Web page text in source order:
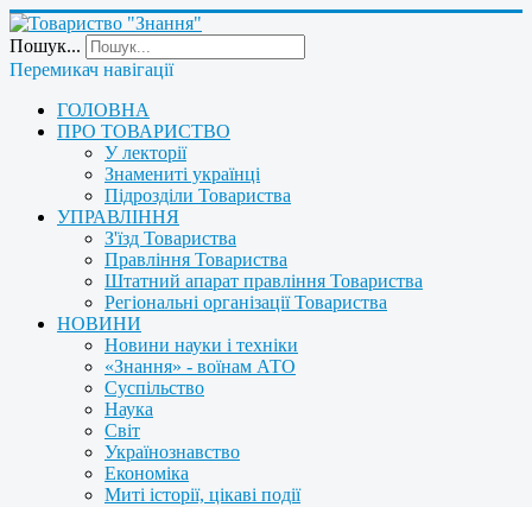
Пошук...
Перемикач навігації
ГОЛОВНА
ПРО ТОВАРИСТВО
У лекторії
Знамениті українці
Підрозділи Товариства
УПРАВЛІННЯ
З'їзд Товариства
Правління Товариства
Штатний апарат правління Товариства
Регіональні організації Товариства
НОВИНИ
Новини науки і техніки
«Знання» - воїнам АТО
Суспільство
Наука
Світ
Українознавство
Економіка
Миті історії, цікаві події